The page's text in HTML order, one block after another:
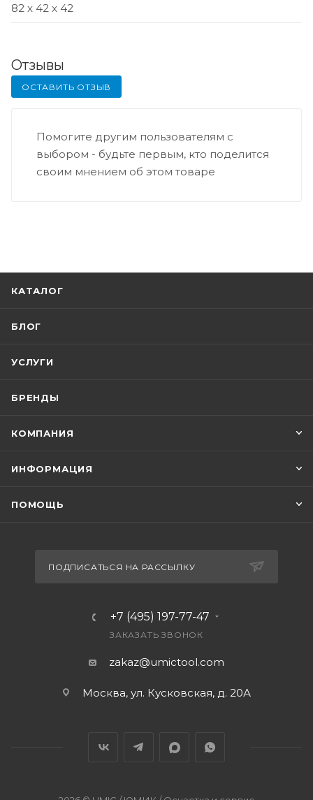
82 x 42 x 42
Отзывы
ОСТАВИТЬ ОТЗЫВ
Помогите другим пользователям с
выбором - будьте первым, кто поделится
своим мнением об этом товаре
КАТАЛОГ
БЛОГ
УСЛУГИ
БРЕНДЫ
КОМПАНИЯ
ИНФОРМАЦИЯ
ПОМОЩЬ
ПОДПИСАТЬСЯ НА РАССЫЛКУ
+7 (495) 197-77-47
ЗАКАЗАТЬ ЗВОНОК
zakaz@umictool.com
Москва, ул. Кусковская, д. 20А